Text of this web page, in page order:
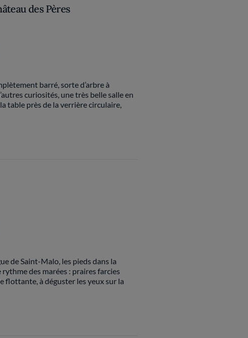
des Pères
barré, sorte d’arbre à
curiosités, une très belle salle en
table près de la verrière circulaire,
de Saint-Malo, les pieds dans la
rythme des marées : praires farcies
flottante, à déguster les yeux sur la